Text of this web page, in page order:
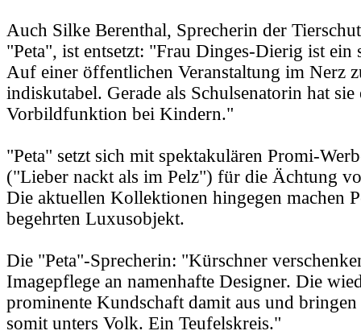
Auch Silke Berenthal, Sprecherin der
"Peta", ist entsetzt: "Frau Dinges-Dierig ist ein
Auf einer öffentlichen Veranstaltung im Nerz
indiskutabel. Gerade als Schulsenatorin hat sie
Vorbildfunktion bei Kindern."
"Peta" setzt sich mit spektakulären Promi-
("Lieber nackt als im Pelz") für die Ächtung
Die aktuellen Kollektionen hingegen machen
begehrten Luxusobjekt.
Die "Peta"-Sprecherin: "Kürschner
Imagepflege an namenhafte Designer. Die
prominente Kundschaft damit aus und
somit unters Volk. Ein Teufelskreis."